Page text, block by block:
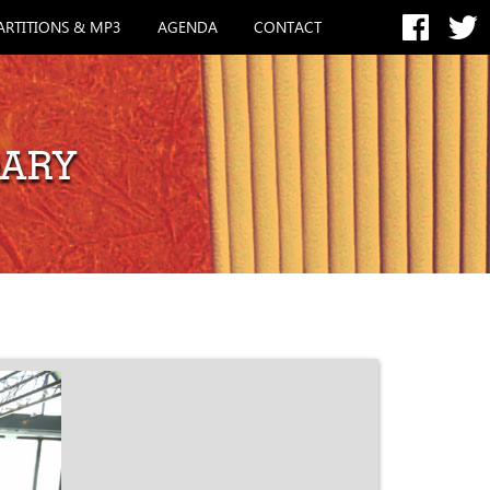
& MP3 AGENDA CONTACT